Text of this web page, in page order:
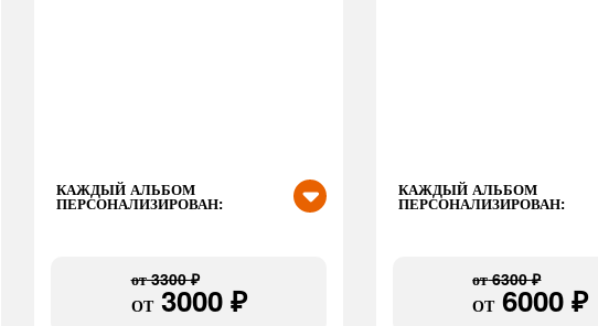
КАЖДЫЙ АЛЬБОМ
ПЕРСОНАЛИЗИРОВАН:
от3300 ₽
ОТ3000 ₽
КАЖДЫЙ АЛЬБОМ
ПЕРСОНАЛИЗИРОВАН:
от6300 ₽
ОТ6000 ₽